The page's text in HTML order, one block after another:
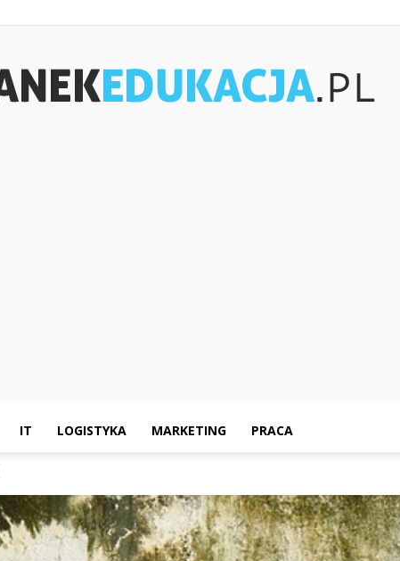
IT LOGISTYKA MARKETING PRACA